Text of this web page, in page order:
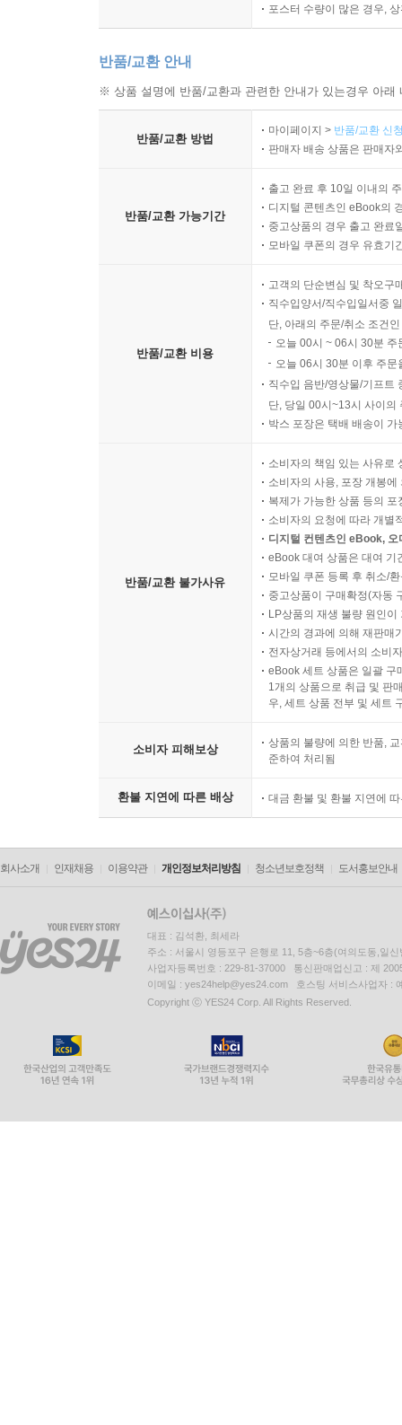
포스터 수량이 많은 경우,
반품/교환 안내
※ 상품 설명에 반품/교환과 관련한 안내가 있는경우 아
반품/교환 방법
마이페이지 > 반품/교환 신
판매자 배송 상품은 판매자
반품/교환 가능기간
출고 완료 후 10일 이내의
디지털 콘텐츠인 eBook의
중고상품의 경우 출고 완료
모바일 쿠폰의 경우 유효기
반품/교환 비용
고객의 단순변심 및 착오구
직수입양서/직수입일서중
단, 아래의 주문/취소 조건
오늘 00시 ~ 06시 30분
오늘 06시 30분 이후 주
직수입 음반/영상물/기프트
단, 당일 00시~13시 사이의
박스 포장은 택배 배송이
반품/교환 불가사유
소비자의 책임 있는 사유로
소비자의 사용, 포장 개봉
복제가 가능한 상품 등의
소비자의 요청에 따라 개별
디지털 컨텐츠인 eBook,
eBook 대여 상품은 대여 기
모바일 쿠폰 등록 후 취소/
중고상품이 구매확정(자동
LP상품의 재생 불량 원인
시간의 경과에 의해 재판매
전자상거래 등에서의 소비
eBook 세트 상품은 일괄 구
1개의 상품으로 취급 및 판
우, 세트 상품 전부 및 세트
소비자 피해보상
상품의 불량에 의한 반품,
준하여 처리됨
환불 지연에 따른 배상 대금 환불 및 환불 지연에
회사소개 인재채용 이용약관 개인정보처리방침 청소년보호정책 도서홍보안내
대표 : 김석환, 최세라
주소 : 서울시 영등포구 은행로 11, 5층~6층(여의도동,일신
사업자등록번호 : 229-81-37000 통신판매업신고 : 제
이메일 : yes24help@yes24.com 호스팅 서비스사업자 :
Copyright ⓒ YES24 Corp. All Rights Reserved.